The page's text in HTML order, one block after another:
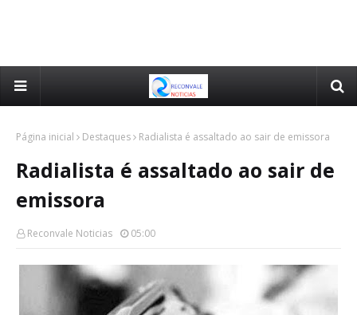
Página inicial Destaques Radialista é assaltado ao sair de emissora
Radialista é assaltado ao sair de
emissora
Reconvale Noticias 05:00